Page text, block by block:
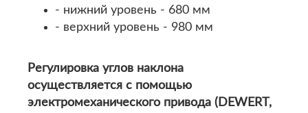
- нижний уровень - 680 мм
- верхний уровень - 980 мм
Регулировка углов наклона
осуществляется с помощью
электромеханического привода (DEWERT,